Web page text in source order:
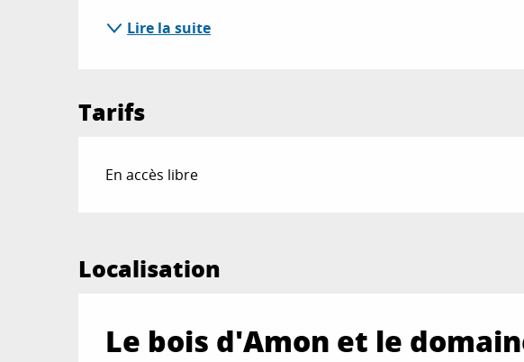
Lire la suite
Tarifs
En accès libre
Localisation
Le bois d'Amon et le